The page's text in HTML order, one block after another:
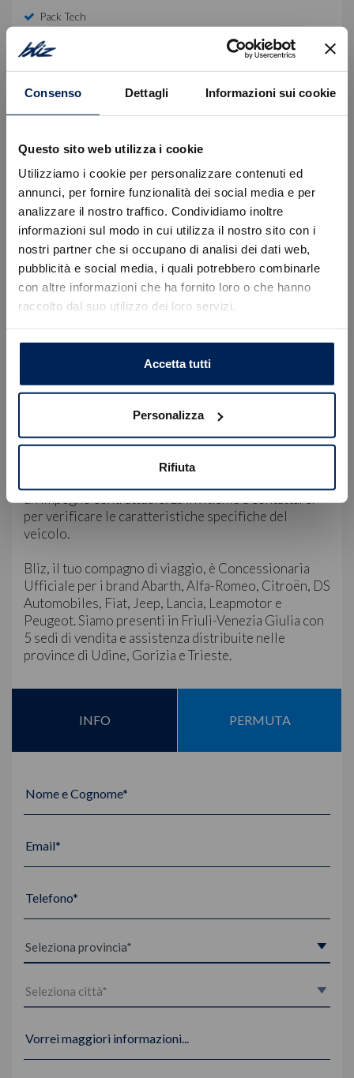
Consenso Dettagli Informazioni sui cookie
Questo sito web utilizza i cookie
Utilizziamo i cookie per personalizzare contenuti ed
annunci, per fornire funzionalità dei social media e per
analizzare il nostro traffico. Condividiamo inoltre
informazioni sul modo in cui utilizza il nostro sito con i
nostri partner che si occupano di analisi dei dati web,
pubblicità e social media, i quali potrebbero combinarle
con altre informazioni che ha fornito loro o che hanno
raccolto dal suo utilizzo dei loro servizi.
Accetta tutti
Personalizza
Rifiuta
Pack Tech
Equipaggiamento di serie
Descrizione
Autovettura immatricolata in pronta consegna.
Prezzo valido con finanziamento Stellantis Financial
Services escluso del Passaggio di proprietà ed
ulteriori spese.
Per informazioni e preventivi personalizzati La
invitiamo a prendere appuntamento con un nostro
consulente dedicato:
• Sede di Trieste, Via Flavia 120 | +39 040 985820
0481 20988
WhatsApp: +39 349 180 5149
E-mail: servizioclienti@blizauto.it
Nota Bene: le immagini, la dotazione tecnica e gli
accessori indicati nella presente scheda potrebbero
un impegno contrattuale. La invitiamo a contattarci
per verificare le caratteristiche specifiche del
veicolo.
Bliz, il tuo compagno di viaggio, è Concessionaria
Ufficiale per i brand Abarth, Alfa-Romeo, Citroën, DS
Automobiles, Fiat, Jeep, Lancia, Leapmotor e
Peugeot. Siamo presenti in Friuli-Venezia Giulia con
5 sedi di vendita e assistenza distribuite nelle
province di Udine, Gorizia e Trieste.
INFO PERMUTA
Nome e Cognome*
Email*
Telefono*
Vorrei maggiori informazioni...
Errore
Caricamento veicoli non riuscito